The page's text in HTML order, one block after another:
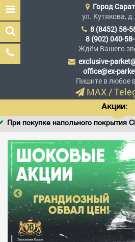
Эксклюзив Паркет
Мы сделали эксклюзив
доступным
ГЛАВНАЯ
АССОРТИМЕНТ
В НАЛИЧИИ
Город
ул. Кутякова,
8 (8452) 58-
8 (902) 040-
Ждём Вашего
exclusive-
office@ex-
Пишите в любое
MAX/
Акции:
покупке напольного покрытия CM